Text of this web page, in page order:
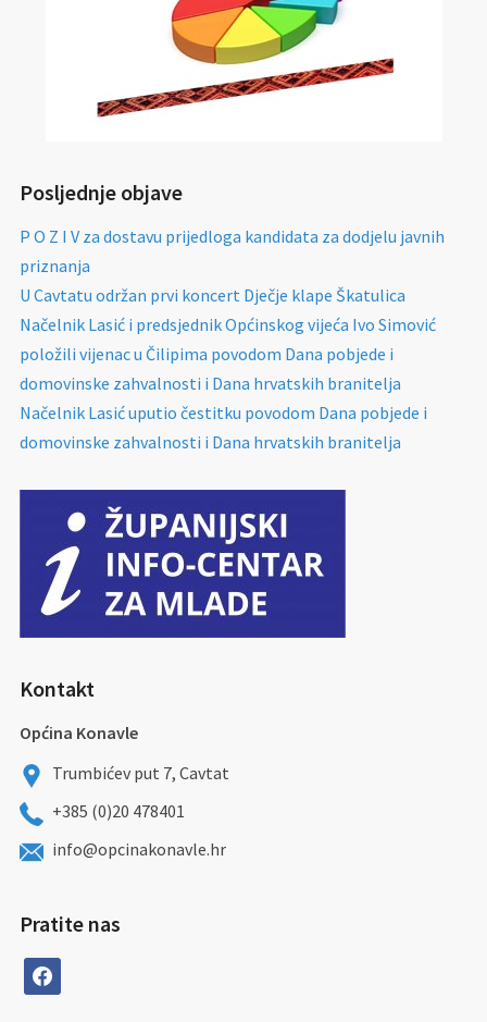
Posljednje objave
P O Z I V za dostavu prijedloga kandidata za dodjelu javnih
priznanja
U Cavtatu održan prvi koncert Dječje klape Škatulica
Načelnik Lasić i predsjednik Općinskog vijeća Ivo Simović
položili vijenac u Čilipima povodom Dana pobjede i
domovinske zahvalnosti i Dana hrvatskih branitelja
Načelnik Lasić uputio čestitku povodom Dana pobjede i
domovinske zahvalnosti i Dana hrvatskih branitelja
Kontakt
Općina Konavle
Trumbićev put 7, Cavtat
+385 (0)20 478401
info@opcinakonavle.hr
Pratite nas
facebook